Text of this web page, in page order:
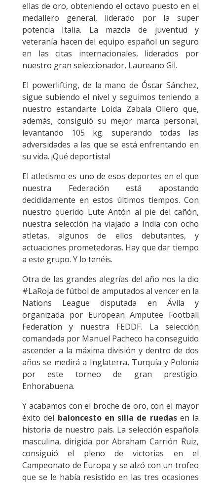
ellas de oro, obteniendo el octavo puesto en el
medallero general, liderado por la super
potencia Italia. La mazcla de juventud y
veteranía hacen del equipo español un seguro
en las citas internacionales, liderados por
nuestro gran seleccionador, Laureano Gil.
El powerlifting, de la mano de Óscar Sánchez,
sigue subiendo el nivel y seguimos teniendo a
nuestro estandarte Loida Zabala Ollero que,
además, consiguió su mejor marca personal,
levantando 105 kg. superando todas las
adversidades a las que se está enfrentando en
su vida. ¡Qué deportista!
El atletismo es uno de esos deportes en el que
nuestra Federación está apostando
decididamente en estos últimos tiempos. Con
nuestro querido Lute Antón al pie del cañón,
nuestra selección ha viajado a India con ocho
atletas, algunos de ellos debutantes, y
actuaciones prometedoras. Hay que dar tiempo
a este grupo. Y lo tenéis.
Otra de las grandes alegrías del año nos la dio
#LaRoja de fútbol de amputados al vencer en la
Nations League disputada en Ávila y
organizada por European Amputee Football
Federation y nuestra FEDDF. La selección
comandada por Manuel Pacheco ha conseguido
ascender a la máxima división y dentro de dos
años se medirá a Inglaterra, Turquía y Polonia
por este torneo de gran prestigio.
Enhorabuena.
Y acabamos con el broche de oro, con el mayor
éxito del baloncesto en silla de ruedasen la
historia de nuestro país. La selección española
masculina, dirigida por Abraham Carrión Ruiz,
consiguió el pleno de victorias en el
Campeonato de Europa y se alzó con un trofeo
que se le había resistido en las tres ocasiones